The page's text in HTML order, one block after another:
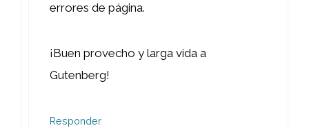
errores de página.
¡Buen provecho y larga vida a
Gutenberg!
Responder